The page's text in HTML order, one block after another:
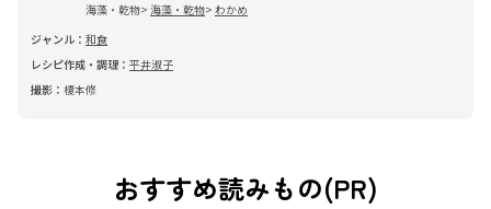
海藻・乾物 海藻・乾物 わかめ
ジャンル： 和食
レシピ作成・調理： 平井淑子
撮影： 榎本修
おすすめ読みもの(PR)